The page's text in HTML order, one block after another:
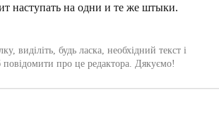
наступать на одни и те же штыки.
виділіть, будь ласка, необхідний текст і
про це редактора. Дякуємо!